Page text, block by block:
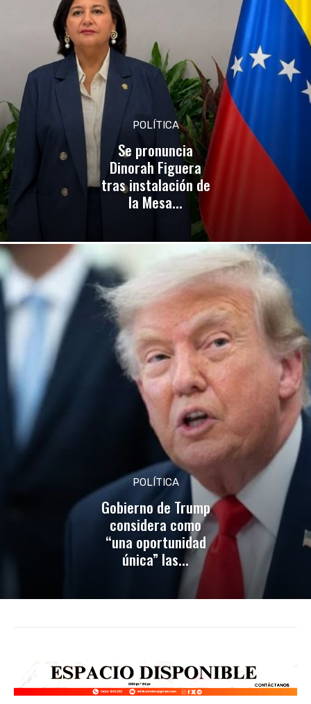
POLÍTICA
Se pronuncia
Dinorah Figuera
tras instalación de
la Mesa...
POLÍTICA
Gobierno de Trump
considera como
“una oportunidad
única” las...